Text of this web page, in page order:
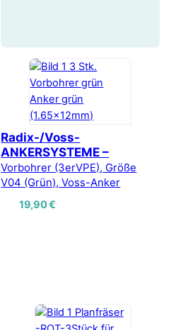
Radix-/Voss-
ANKERSYSTEME –
Vorbohrer (3erVPE), Größe
V04 (Grün), Voss-Anker
19,90€